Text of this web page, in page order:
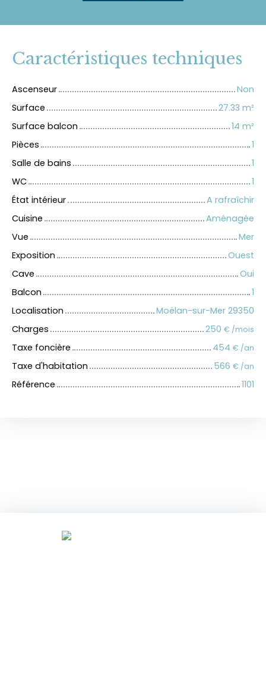
Caractéristiques techniques
Ascenseur
Non
Surface
27.33 m²
Surface balcon
14 m²
Pièces
1
Salle de bains
1
WC
1
État intérieur
A rafraîchir
Cuisine
Aménagée
Vue
Mer
Exposition
Ouest
Cave
Oui
Balcon
1
Localisation
Moëlan-sur-Mer 29350
Charges
250 € /mois
Taxe foncière 454 € /an
Taxe d'habitation 566 € /an
Référence 1101